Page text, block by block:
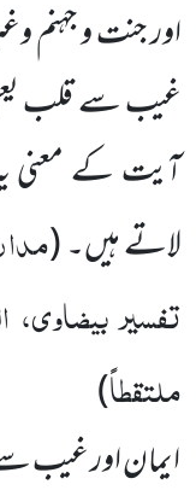
اور جنت و جہنم
غیب سے قلب
آیت کے معنی
لاتے ہیں۔(
تفسیر بیضاوی،
ملتقطاً)
ایمان اور غیب